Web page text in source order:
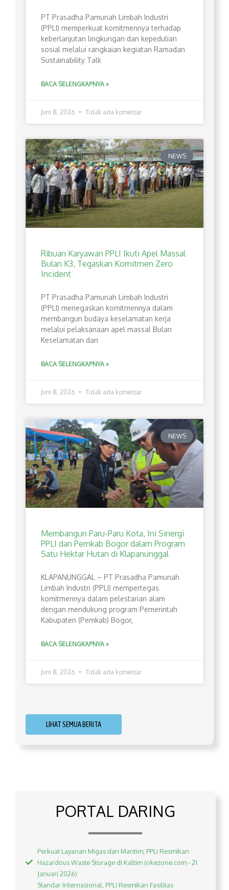
PT Prasadha Pamunah Limbah Industri
(PPLI) memperkuat komitmennya terhadap
keberlanjutan lingkungan dan kepedulian
sosial melalui rangkaian kegiatan Ramadan
Sustainability Talk
BACA SELENGKAPNYA »
Juni 8, 2026 Tidak ada komentar
NEWS
Ribuan Karyawan PPLI Ikuti Apel Massal
Bulan K3, Tegaskan Komitmen Zero
Incident
PT Prasadha Pamunah Limbah Industri
(PPLI) menegaskan komitmennya dalam
membangun budaya keselamatan kerja
melalui pelaksanaan apel massal Bulan
Keselamatan dan
BACA SELENGKAPNYA »
Juni 8, 2026 Tidak ada komentar
NEWS
Membangun Paru-Paru Kota, Ini Sinergi
PPLI dan Pemkab Bogor dalam Program
Satu Hektar Hutan di Klapanunggal
​KLAPANUNGGAL – PT Prasadha Pamunah
Limbah Industri (PPLI) mempertegas
komitmennya dalam pelestarian alam
dengan mendukung program Pemerintah
Kabupaten (Pemkab) Bogor,
BACA SELENGKAPNYA »
Juni 8, 2026 Tidak ada komentar
LIHAT SEMUA BERITA
PORTAL DARING
Perkuat Layanan Migas dan Maritim, PPLI Resmikan
Hazardous Waste Storage di Kaltim (okezone.com - 21
Januari 2026)
Standar Internasional, PPLI Resmikan Fasilitas